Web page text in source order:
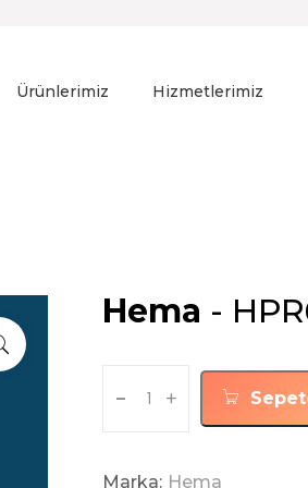
Ürünlerimiz Hizmetlerimiz
Hema -
- +
Marka: Hema